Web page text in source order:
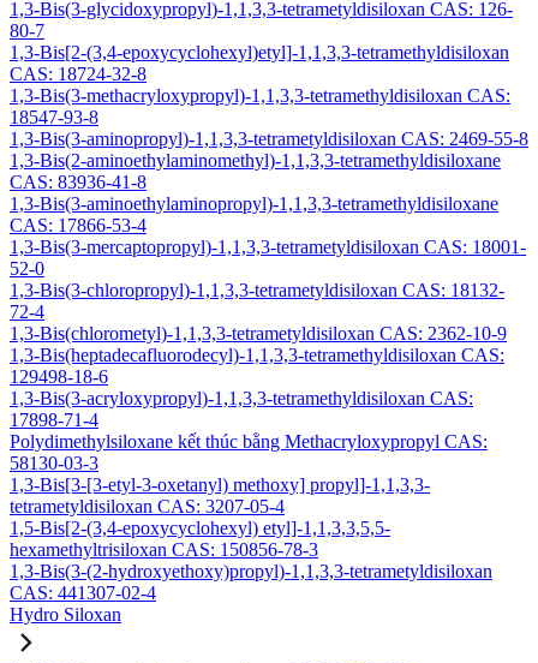
1,3-Bis(3-glycidoxypropyl)-1,1,3,3-tetrametyldisiloxan CAS: 126-
80-7
1,3-Bis[2-(3,4-epoxycyclohexyl)etyl]-1,1,3,3-tetramethyldisiloxan
CAS: 18724-32-8
1,3-Bis(3-methacryloxypropyl)-1,1,3,3-tetramethyldisiloxan CAS:
18547-93-8
1,3-Bis(3-aminopropyl)-1,1,3,3-tetrametyldisiloxan CAS: 2469-55-8
1,3-Bis(2-aminoethylaminomethyl)-1,1,3,3-tetramethyldisiloxane
CAS: 83936-41-8
1,3-Bis(3-aminoethylaminopropyl)-1,1,3,3-tetramethyldisiloxane
CAS: 17866-53-4
1,3-Bis(3-mercaptopropyl)-1,1,3,3-tetrametyldisiloxan CAS: 18001-
52-0
1,3-Bis(3-chloropropyl)-1,1,3,3-tetrametyldisiloxan CAS: 18132-
72-4
1,3-Bis(chlorometyl)-1,1,3,3-tetrametyldisiloxan CAS: 2362-10-9
1,3-Bis(heptadecafluorodecyl)-1,1,3,3-tetramethyldisiloxan CAS:
129498-18-6
1,3-Bis(3-acryloxypropyl)-1,1,3,3-tetramethyldisiloxan CAS:
17898-71-4
Polydimethylsiloxane kết thúc bằng Methacryloxypropyl CAS:
58130-03-3
1,3-Bis[3-[3-etyl-3-oxetanyl) methoxy] propyl]-1,1,3,3-
tetrametyldisiloxan CAS: 3207-05-4
1,5-Bis[2-(3,4-epoxycyclohexyl) etyl]-1,1,3,3,5,5-
hexamethyltrisiloxan CAS: 150856-78-3
1,3-Bis(3-(2-hydroxyethoxy)propyl)-1,1,3,3-tetrametyldisiloxan
CAS: 441307-02-4
Hydro Siloxan